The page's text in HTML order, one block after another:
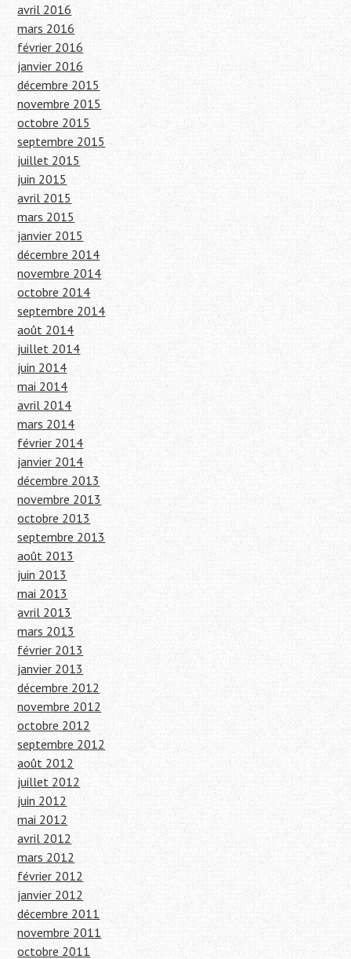
avril 2016
mars 2016
février 2016
janvier 2016
décembre 2015
novembre 2015
octobre 2015
septembre 2015
juillet 2015
juin 2015
avril 2015
mars 2015
janvier 2015
décembre 2014
novembre 2014
octobre 2014
septembre 2014
août 2014
juillet 2014
juin 2014
mai 2014
avril 2014
mars 2014
février 2014
janvier 2014
décembre 2013
novembre 2013
octobre 2013
septembre 2013
août 2013
juin 2013
mai 2013
avril 2013
mars 2013
février 2013
janvier 2013
décembre 2012
novembre 2012
octobre 2012
septembre 2012
août 2012
juillet 2012
juin 2012
mai 2012
avril 2012
mars 2012
février 2012
janvier 2012
décembre 2011
novembre 2011
octobre 2011